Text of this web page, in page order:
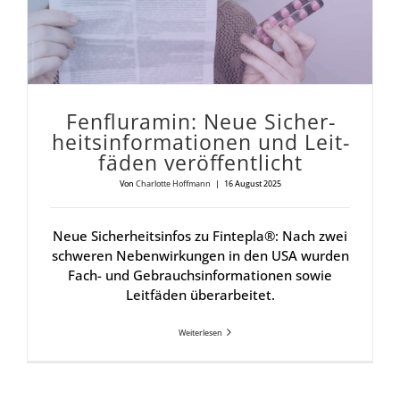
Fen­flu­ra­min: Neue Sicher­
heits­in­for­ma­tio­nen und Leit­
fä­den ver­öf­fent­licht
Von Charlotte Hoffmann | 16 August 2025
Neue Sicherheitsinfos zu Fintepla®: Nach zwei
schweren Nebenwirkungen in den USA wurden
Fach- und Gebrauchsinformationen sowie
Leitfäden überarbeitet.
Weiterlesen